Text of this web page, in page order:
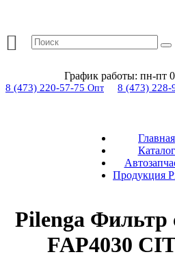
График работы: пн-пт
8 (473) 220-57-75 Опт 8 (473) 228-
Главная
Каталог
Продукция
Pilenga Фильтр
FAP4030